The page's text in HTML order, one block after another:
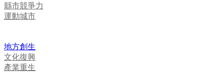
縣市競爭力
運動城市
地方創生
文化復興
產業重生